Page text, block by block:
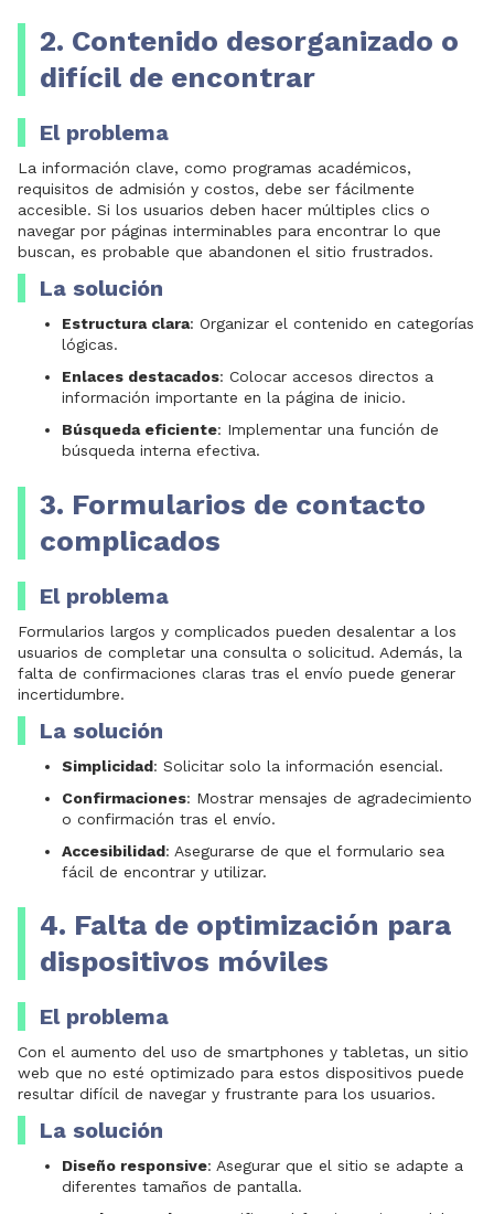
2. Contenido desorganizado o
difícil de encontrar
El problema
La información clave, como programas académicos,
requisitos de admisión y costos, debe ser fácilmente
accesible. Si los usuarios deben hacer múltiples clics o
navegar por páginas interminables para encontrar lo que
buscan, es probable que abandonen el sitio frustrados.
La solución
Estructura clara: Organizar el contenido en categorías
lógicas.
Enlaces destacados: Colocar accesos directos a
información importante en la página de inicio.
Búsqueda eficiente: Implementar una función de
búsqueda interna efectiva.
3. Formularios de contacto
complicados
El problema
Formularios largos y complicados pueden desalentar a los
usuarios de completar una consulta o solicitud. Además, la
falta de confirmaciones claras tras el envío puede generar
incertidumbre.
La solución
Simplicidad: Solicitar solo la información esencial.
Confirmaciones: Mostrar mensajes de agradecimiento
o confirmación tras el envío.
Accesibilidad: Asegurarse de que el formulario sea
fácil de encontrar y utilizar.
4. Falta de optimización para
dispositivos móviles
El problema
Con el aumento del uso de smartphones y tabletas, un sitio
web que no esté optimizado para estos dispositivos puede
resultar difícil de navegar y frustrante para los usuarios.
La solución
Diseño responsive: Asegurar que el sitio se adapte a
diferentes tamaños de pantalla.